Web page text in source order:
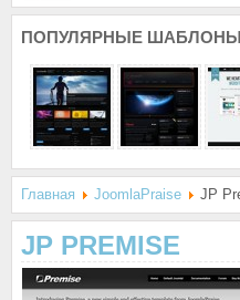
ПОПУЛЯРНЫЕ ШАБЛОНЫ
Главная JoomlaPraise JP
JP PREMISE